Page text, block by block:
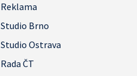
Reklama
Studio Brno
Studio Ostrava
Rada ČT